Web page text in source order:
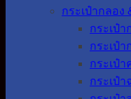
กระเป๋ากลอง
กระเป๋า
กระเป๋า
กระเป๋า
กระเป๋า